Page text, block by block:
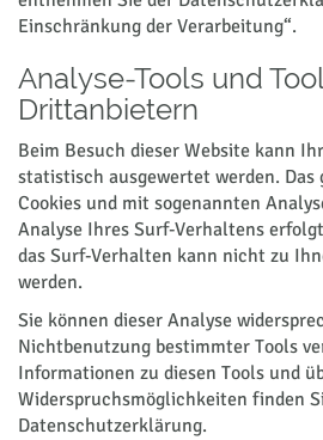
Einschränkung der Verarbeitung“.
Analyse-Tools und
Drittanbietern
Beim Besuch dieser Website kann
statistisch ausgewertet werden.
Cookies und mit sogenannten
Analyse Ihres Surf-Verhaltens
das Surf-Verhalten kann nicht zu
werden.
Sie können dieser Analyse
Nichtbenutzung bestimmter Tools
Informationen zu diesen Tools und
Widerspruchsmöglichkeiten finden
Datenschutzerklärung.